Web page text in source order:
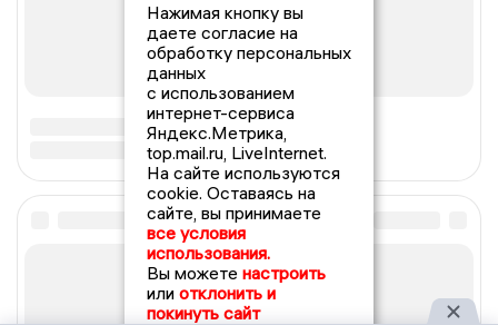
Нажимая кнопку вы
даете согласие на
обработку персональных
данных
с использованием
интернет-сервиса
Яндекс.Метрика,
top.mail.ru, LiveInternet.
На сайте используются
cookie. Оставаясь на
сайте, вы принимаете
все условия
использования.
Вы можете настроить
или отклонить и
покинуть сайт